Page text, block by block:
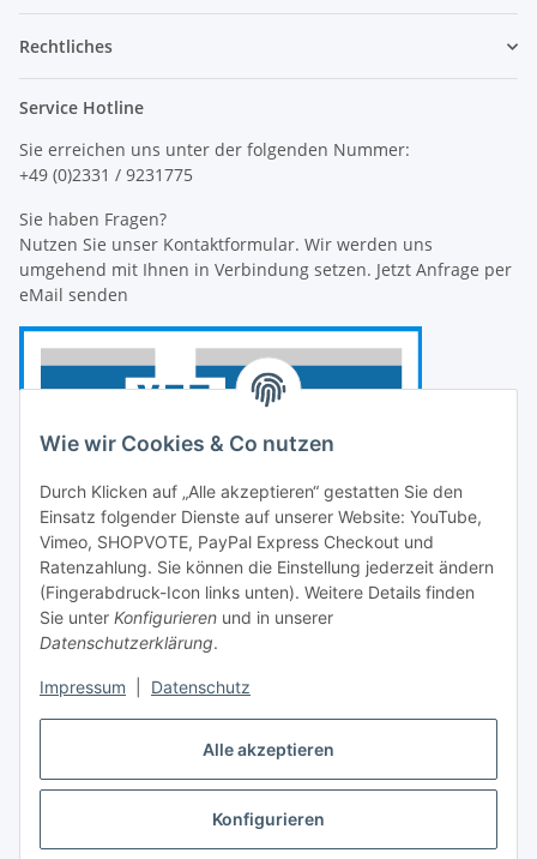
Alle akzeptieren
Konfigurieren
Wie wir Cookies & Co nutzen
Durch Klicken auf „Alle akzeptieren“ gestatten Sie den
Einsatz folgender Dienste auf unserer Website: YouTube,
Vimeo, SHOPVOTE, PayPal Express Checkout und
Ratenzahlung. Sie können die Einstellung jederzeit ändern
(Fingerabdruck-Icon links unten). Weitere Details finden
Sie unter Konfigurieren und in unserer
Datenschutzerklärung.
Impressum Datenschutz
Rechtliches
Service Hotline
Sie erreichen uns unter der folgenden Nummer:
+49 (0)2331 / 9231775
Sie haben Fragen?
Nutzen Sie unser Kontaktformular. Wir werden uns
umgehend mit Ihnen in Verbindung setzen. Jetzt Anfrage per
eMail senden
Vertrag widerrufen